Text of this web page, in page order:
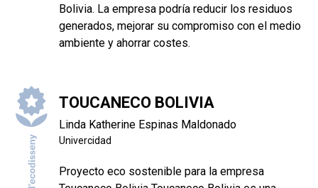
Bolivia. La empresa podría reducir los residuos
generados, mejorar su compromiso con el medio
ambiente y ahorrar costes.
TOUCANECO BOLIVIA
Linda Katherine Espinas Maldonado
Univercidad
Proyecto eco sostenible para la empresa